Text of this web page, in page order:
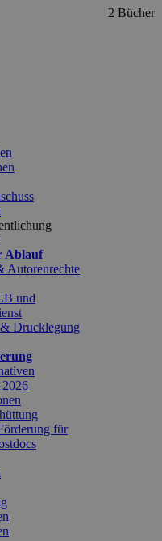
Ablauf
Autorenrechte
und
Drucklegung
für
2 Bücher